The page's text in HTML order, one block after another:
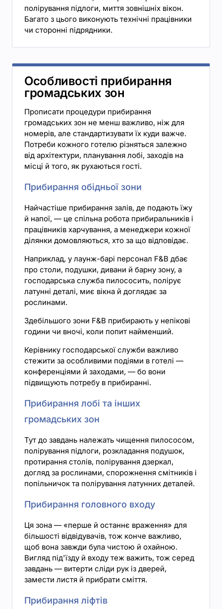
полірування підлоги, миття зовнішніх вікон.
Багато з цього виконують технічні працівники
чи сторонні підрядники.
Особливості прибирання
громадських зон
Прописати процедури прибирання
громадських зон не менш важливо, ніж для
номерів, але стандартизувати їх куди важче.
Потреби кожного готелю різняться залежно
від архітектури, планування лобі, заходів на
місці й того, як рухаються гості.
Прибирання обідньої зони
Найчастіше прибирання залів, де подають їжу
й напої, — це спільна робота прибиральників і
працівників харчування, а менеджери кожної
ділянки домовляються, хто за що відповідає.
Наприклад, у лаунж-барі персонал F&B дбає
про столи, подушки, дивани й барну зону, а
господарська служба пилососить, полірує
латунні деталі, миє вікна й доглядає за
рослинами.
Здебільшого зони F&B прибирають у непікові
години чи вночі, коли попит найменший.
Керівнику господарської служби важливо
стежити за особливими подіями в готелі —
конференціями й заходами, — бо вони
підвищують потребу в прибиранні.
Прибирання лобі та інших
громадських зон
Тут до завдань належать чищення пилососом,
полірування підлоги, розкладання подушок,
протирання столів, полірування дзеркал,
догляд за рослинами, спорожнення смітників і
попільничок та полірування латунних деталей.
Прибирання головного входу
Ця зона — «перше й останнє враження» для
більшості відвідувачів, тож конче важливо,
щоб вона завжди була чистою й охайною.
Вигляд під'їзду й входу теж важить, тож серед
завдань — витерти сліди рук із дверей,
замести листя й прибрати сміття.
Прибирання ліфтів